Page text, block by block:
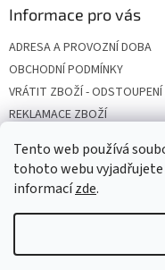
Tento web používá
tohoto webu vyjadřujete
informacízde.
Informace pro vás
ADRESA A PROVOZNÍ DOBA
OBCHODNÍ PODMÍNKY
VRÁTIT ZBOŽÍ - ODSTOUPENÍ
REKLAMACE ZBOŽÍ
PODMÍNKY OCHRANY